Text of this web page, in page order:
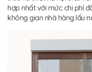
hợp nhất với mức chi phí
không gian nhà hàng lẩu